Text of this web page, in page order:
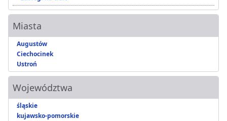
Miasta
Augustów
Ciechocinek
Ustroń
Województwa
śląskie
kujawsko-pomorskie